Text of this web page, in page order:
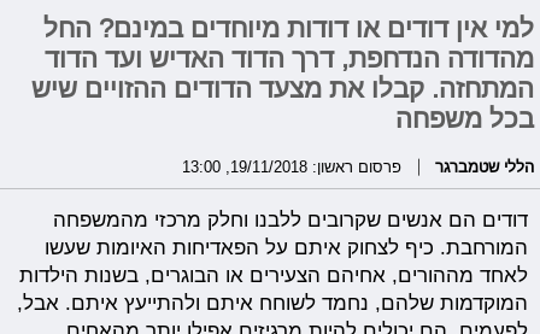
למי אין דודים או דודות מיוחדים במינם? החל
מהדודה הנדחפת, דרך הדוד האדיש ועד הדוד
המתחזה. קבלו את מצעד הדודים ההזויים שיש
בכל משפחה
הללי שטמברגר פרסום ראשון: 19/11/2018, 13:00
דודים הם אנשים שקרובים ללבנו וחלק מרכזי מהמשפחה
המורחבת. כיף לצחוק איתם על הפאדיחות האיומות שעשו
לאחד מההורים, אחיהם הצעירים או הבוגרים, בשנות הילדות
המוקדמות שלהם, נחמד לשוחח איתם ולהתייעץ איתם. אבל,